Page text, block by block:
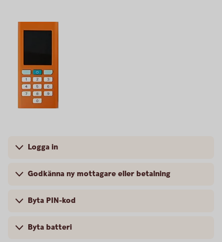
Logga in
Godkänna ny mottagare eller betalning
Byta PIN-kod
Byta batteri